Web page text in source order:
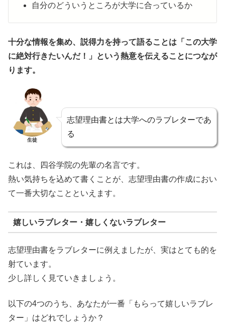
自分のどういうところが大学に合っているか
十分な情報を集め、説得力を持って語ることは「この大学
に絶対行きたいんだ！」という熱意を伝えることにつなが
ります。
生徒
志望理由書とは大学へのラブレターであ
る
これは、四谷学院の先輩の名言です。
熱い気持ちを込めて書くことが、志望理由書の作成におい
て一番大切なことといえます。
嬉しいラブレター・嬉しくないラブレター
志望理由書をラブレターに例えましたが、実はとても的を
射ています。
少し詳しく見ていきましょう。
以下の4つのうち、あなたが一番「もらって嬉しいラブレ
ター」はどれでしょうか？